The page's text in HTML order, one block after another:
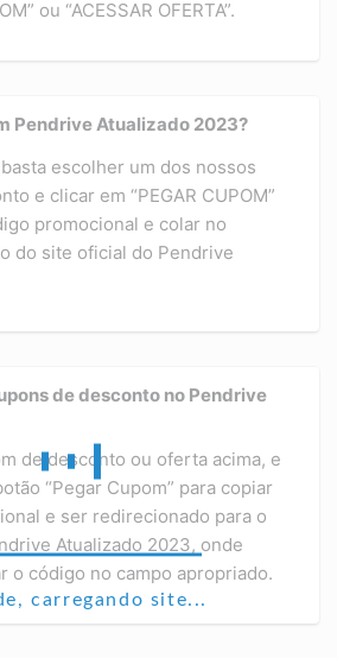
carregando site...
ou “ACESSAR OFERTA”.
Pendrive Atualizado 2023?
escolher um dos nossos
e clicar em “PEGAR CUPOM”
promocional e colar no
do site oficial do Pendrive
de desconto no Pendrive
de desconto ou oferta acima, e
“Pegar Cupom” para copiar
e ser redirecionado para o
Atualizado 2023, onde
o código no campo apropriado.